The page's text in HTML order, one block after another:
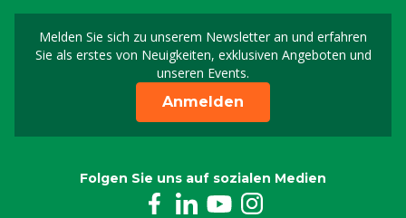
Melden Sie sich zu unserem Newsletter an und erfahren
Sie als erstes von Neuigkeiten, exklusiven Angeboten und
unseren Events.
Melden Sie sich für
Anmelden
Folgen Sie uns auf sozialen Medien